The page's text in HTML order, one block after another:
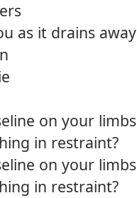
as it drains away
on your limbs
in restraint?
on your limbs
in restraint?